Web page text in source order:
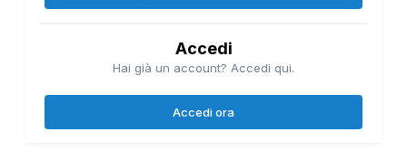
Accedi
Hai già un account? Accedi qui.
Accedi ora